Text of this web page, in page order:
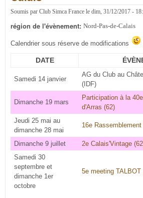
Soumis par Club Simca France le dim, 31/12/2017 -
région de l'évènement: Nord-Pas-de-Calais
Calendrier sous réserve de modifications
DATE
Samedi 14 janvier
AG du Club au
(IDF)
Dimanche 19 mars
Participation à la
d'Arras (62)
Jeudi 25 mai au
dimanche 28 mai
16e
Dimanche 9 juillet
2e Calais'Vintage
Samedi 30
septembre et
dimanche 1er
octobre
5e meeting